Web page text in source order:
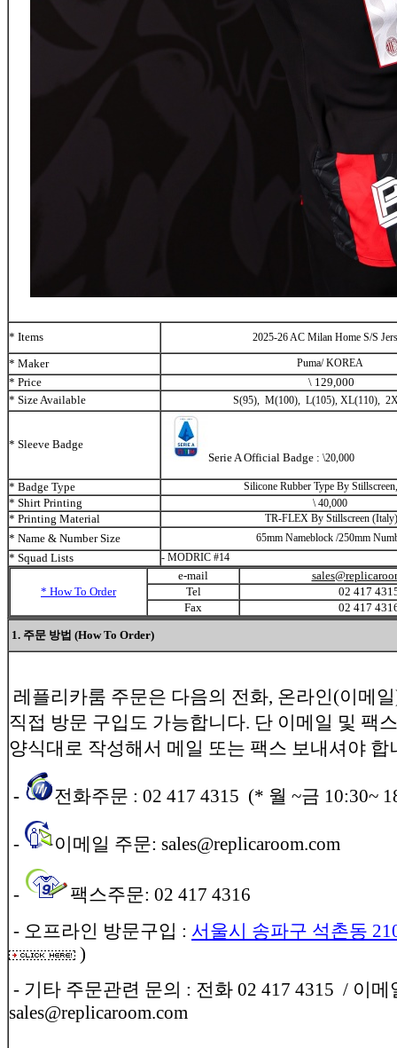
* Items 2025-26 AC Milan Home S/S
* Maker Puma/ KOREA
* Price \ 129,000
* Size Available
S(95), M(100), L(105), XL(110),
* Sleeve Badge
Serie A Official Badge : \20,000
* Badge Type Silicone Rubber Type By
* Shirt Printing \ 40,000
* Printing Material TR-FLEX By Stillscreen (Italy)
* Name & Number Size 65mm Nameblock /250mm
* Squad Lists - MODRIC #14
* How To Order
e-mail
Tel
02 417
Fax
02 417
1. 주문 방법 (How To Order)
레플리카룸 주문은 다음의 전화, 온라인(이메
직접 방문 구입도 가능합니다. 단 이메일 및 팩
양식대로 작성해서 메일 또는 팩스 보내셔야 합
- 전화주문 : 02 417 4315 (* 월 ~금 10:30~
- 이메일 주문: sales@replicaroom.com
-
팩스주문: 02 417 4316
- 오프라인 방문구입 : 서울시 송파구 석촌동
)
- 기타 주문관련 문의 : 전화 02 417 4315 / 이메
sales@replicaroom.com